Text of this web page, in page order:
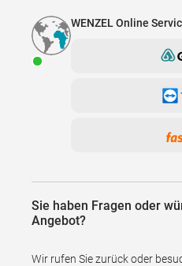
WENZEL Online
Sie haben Fragen oder
Angebot?
Wir rufen Sie zurück oder